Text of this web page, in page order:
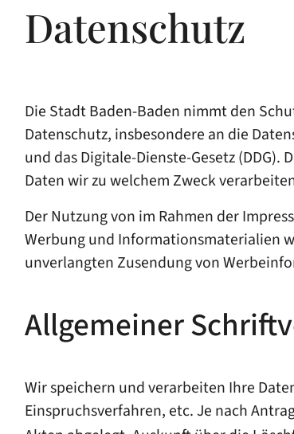
Datenschutz
Die Stadt Baden-Baden nimmt den
Datenschutz, insbesondere an die
und das Digitale-Dienste-Gesetz
Daten wir zu welchem Zweck
Der Nutzung von im Rahmen der
Werbung und Informationsmaterialien
unverlangten Zusendung von
Allgemeiner
Wir speichern und verarbeiten Ihre
Einspruchsverfahren, etc. Je nach